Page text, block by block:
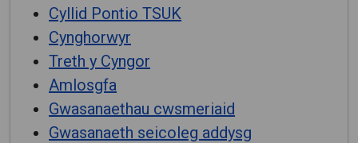
Cyllid Pontio TSUK
Cynghorwyr
Treth y Cyngor
Amlosgfa
Gwasanaethau cwsmeriaid
Gwasanaeth seicoleg addysg